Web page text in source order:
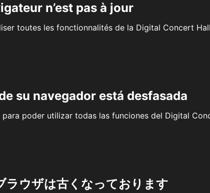
n’est pas à jour
toutes les fonctionnalités de la Digital Concert
su navegador está desfasada
poder utilizar todas las funciones del Digital
ラウザは古くなっております